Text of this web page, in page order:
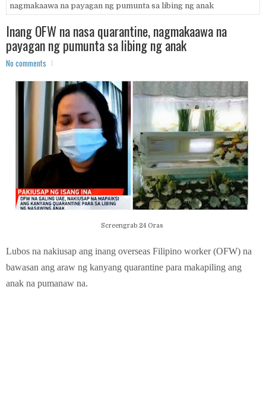
nagmakaawa na payagan ng pumunta sa libing ng anak
Inang OFW na nasa quarantine, nagmakaawa na
payagan ng pumunta sa libing ng anak
No comments
Screengrab 24 Oras
Lubos na nakiusap ang inang overseas Filipino worker (OFW) na
bawasan ang araw ng kanyang quarantine para makapiling ang
anak na pumanaw na.